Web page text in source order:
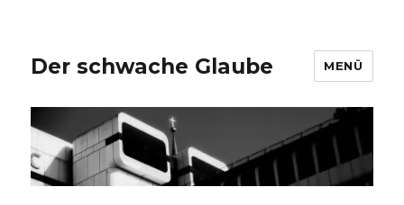
Der schwache Glaube MENÜ